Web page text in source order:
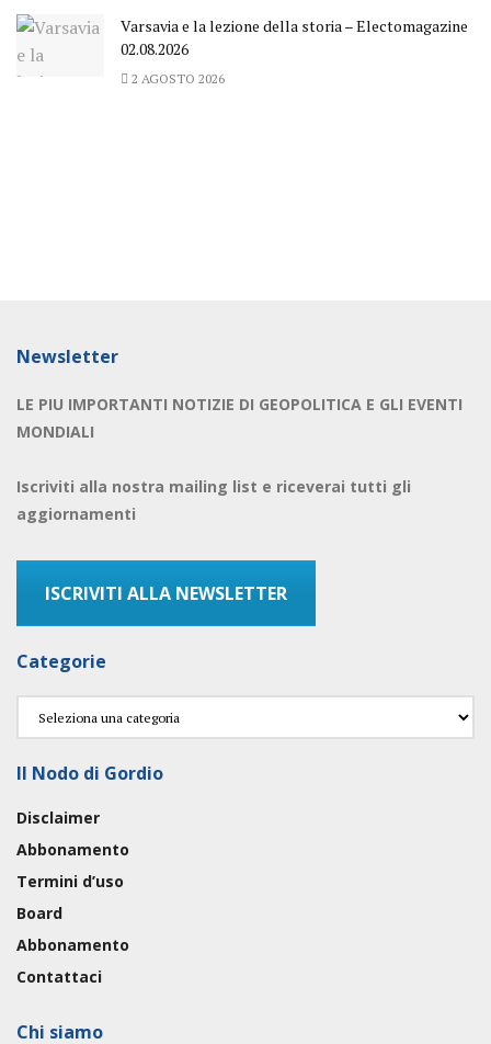
Varsavia e la lezione della storia – Electomagazine
02.08.2026
2 AGOSTO 2026
Newsletter
LE PIU IMPORTANTI NOTIZIE DI GEOPOLITICA E GLI EVENTI
MONDIALI
Iscriviti alla nostra mailing list e riceverai tutti gli
aggiornamenti
ISCRIVITI ALLA NEWSLETTER
Categorie
Categorie
Il Nodo di Gordio
Disclaimer
Abbonamento
Termini d’uso
Board
Abbonamento
Contattaci
Chi siamo